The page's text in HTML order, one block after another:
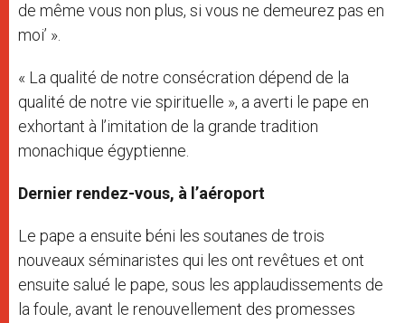
de même vous non plus, si vous ne demeurez pas en
moi’ ».
« La qualité de notre consécration dépend de la
qualité de notre vie spirituelle », a averti le pape en
exhortant à l’imitation de la grande tradition
monachique égyptienne.
Dernier rendez-vous, à l’aéroport
Le pape a ensuite béni les soutanes de trois
nouveaux séminaristes qui les ont revêtues et ont
ensuite salué le pape, sous les applaudissements de
la foule, avant le renouvellement des promesses